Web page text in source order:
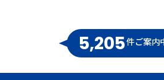
お住まい情報館
5,205件ご案内